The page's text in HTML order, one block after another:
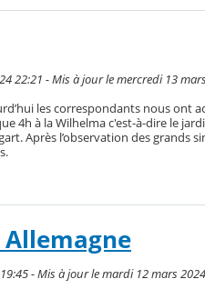
22:21 - Mis à jour le mercredi 13
les correspondants nous ont
4h à la Wilhelma c'est-à-dire le
Après l’observation des grands
- Mis à jour le mardi 12 mars